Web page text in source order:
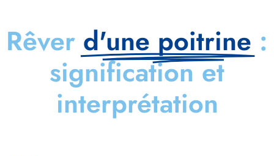
Rêver d'une poitrine :
signification et
interprétation